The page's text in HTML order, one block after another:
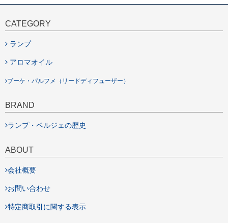
CATEGORY
ランプ
アロマオイル
ブーケ・パルフメ（リードディフューザー）
BRAND
ランプ・ベルジェの歴史
ABOUT
会社概要
お問い合わせ
特定商取引に関する表示